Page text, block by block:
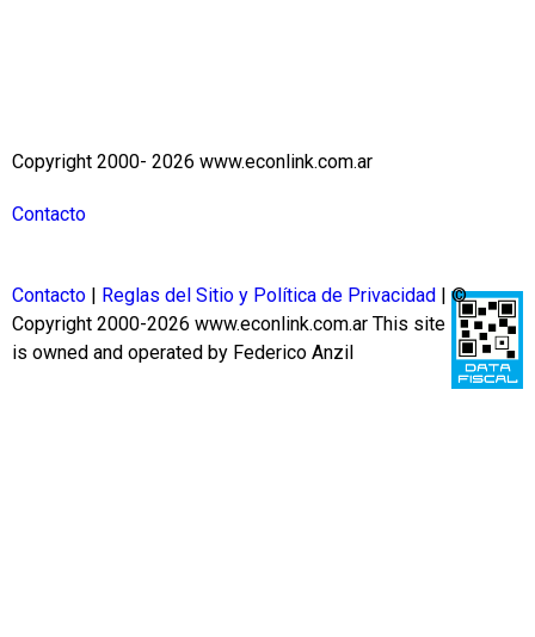
Copyright 2000- 2026 www.econlink.com.ar
Contacto
Contacto Reglas del Sitio y Política de Privacidad
| ©
Copyright 2000-2026 www.econlink.com.ar This site
is owned and operated by Federico Anzil